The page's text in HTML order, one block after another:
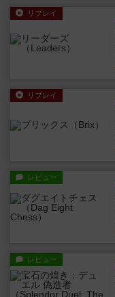
リプレイ
リプレイ
レビュー
レビュー